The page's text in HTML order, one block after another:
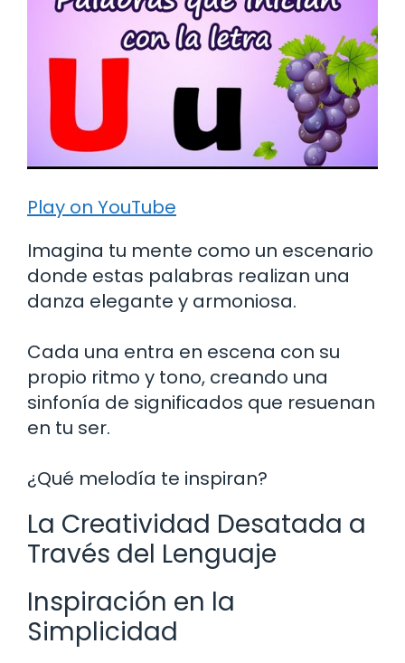
Play on YouTube
Imagina tu mente como un escenario
donde estas palabras realizan una
danza elegante y armoniosa.
Cada una entra en escena con su
propio ritmo y tono, creando una
sinfonía de significados que resuenan
en tu ser.
¿Qué melodía te inspiran?
La Creatividad Desatada a
Través del Lenguaje
Inspiración en la
Simplicidad